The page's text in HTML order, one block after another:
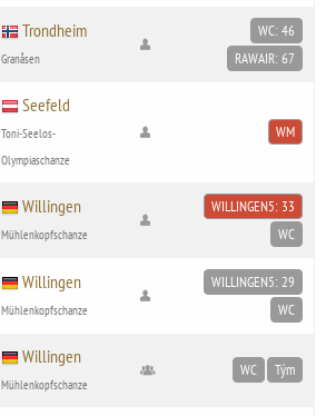
Trondheim
Granåsen
WC: 46
RAWAIR: 67
Seefeld
Toni-Seelos-
Olympiaschanze
WM
Willingen
Mühlenkopfschanze
WILLINGEN5: 33
WC
Willingen
Mühlenkopfschanze
WILLINGEN5: 29
WC
Willingen
Mühlenkopfschanze
WC Tým